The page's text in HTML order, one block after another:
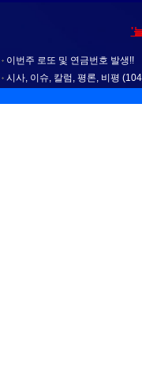
'
이번주 로또 및 연금번호 발생!!
시사, 이슈, 칼럼, 평론, 비평